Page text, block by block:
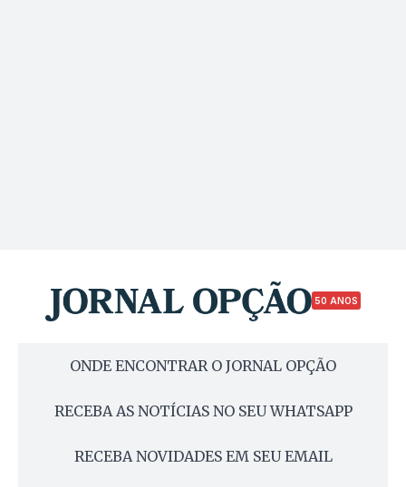
50 ANOS
ONDE ENCONTRAR O JORNAL OPÇÃO
RECEBA AS NOTÍCIAS NO SEU WHATSAPP
RECEBA NOVIDADES EM SEU EMAIL